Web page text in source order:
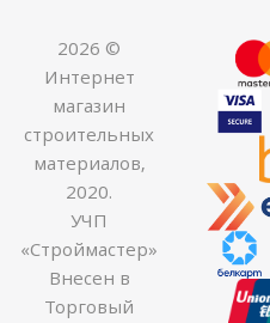
2026 ©
Интернет
магазин
строительных
материалов,
2020.
УЧП
«Строймастер»
Внесен в
Торговый